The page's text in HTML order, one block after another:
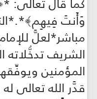
كما قال تعالى:
وَأَنتَ
مباشر*لعلَّ
الشريف تدخُّلاته
المؤمنين
قدَّر الله تعالى